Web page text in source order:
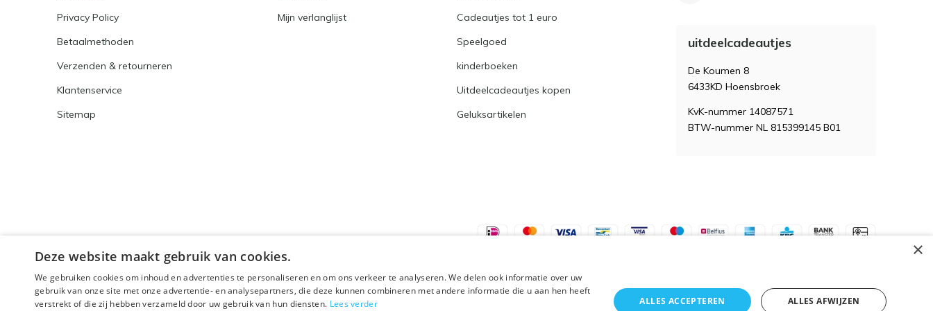
Privacy Policy
Betaalmethoden
Verzenden & retourneren
Klantenservice
Sitemap
Mijn verlanglijst
Cadeautjes tot 1 euro
Speelgoed
kinderboeken
Uitdeelcadeautjes kopen
Geluksartikelen
uitdeelcadeautjes
De Koumen 8
6433KD Hoensbroek
KvK-nummer 14087571
BTW-nummer NL 815399145 B01
© 2026 - Powered byLightspeed - Theme ByDMWSxPlus+ Algemene voorwaarden RSS-feed Sitemap
×
Deze website maakt gebruik van cookies.
We gebruiken cookies om inhoud en advertenties te personaliseren en om ons verkeer te analyseren. We delen ook informatie over uw
gebruik van onze site met onze advertentie- en analysepartners, die deze kunnen combineren met andere informatie die u aan hen heeft
verstrekt of die zij hebben verzameld door uw gebruik van hun diensten. Lees verder ALLES ACCEPTEREN ALLES AFWIJZEN